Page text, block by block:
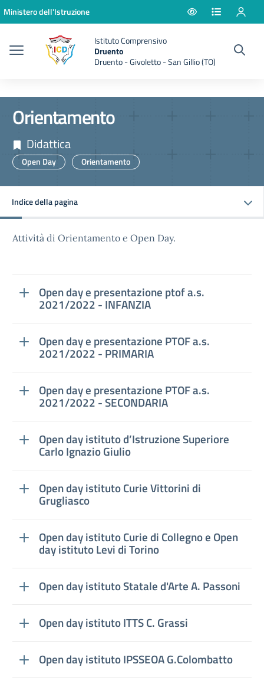
Vai ai contenuti
Vai al menu di navigazione
Vai al footer
Ministero dell'Istruzione
Istituto Comprensivo
Druento
Druento - Givoletto - San Gillio (TO)
Orientamento
Didattica
Open Day Orientamento
Indice della pagina
Attività di Orientamento e Open Day.
Open day e presentazione ptof a.s.
2021/2022 - INFANZIA
Open day e presentazione PTOF a.s.
2021/2022 - PRIMARIA
Open day e presentazione PTOF a.s.
2021/2022 - SECONDARIA
Open day istituto d’Istruzione Superiore
Carlo Ignazio Giulio
Open day istituto Curie Vittorini di
Grugliasco
Open day istituto Curie di Collegno e Open
day istituto Levi di Torino
Open day istituto Statale d'Arte A. Passoni
Open day istituto ITTS C. Grassi
Open day istituto IPSSEOA G.Colombatto